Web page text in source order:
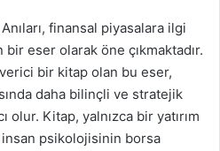
finansal piyasalara ilgi
eser olarak öne çıkmaktadır.
bir kitap olan bu eser,
daha bilinçli ve stratejik
olur. Kitap, yalnızca bir yatırım
psikolojisinin borsa